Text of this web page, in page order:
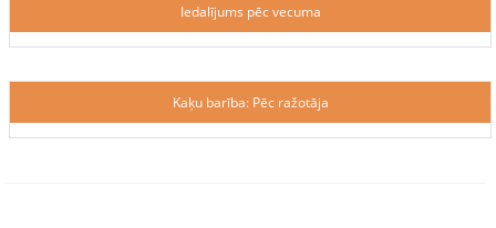
Iedalījums pēc vecuma
Kaķu barība: Pēc ražotāja